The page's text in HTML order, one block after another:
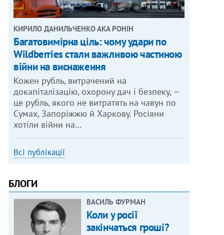
КИРИЛО ДАНИЛЬЧЕНКО АКА РОНІН
Багатовимірна ціль: чому удари по
Wildberries стали важливою частиною
війни на виснаження
Кожен рубль, витрачений на
докапіталізацію, охорону дач і безпеку, —
це рубль, якого не витратять на чавун по
Сумах, Запоріжжю й Харкову. Росіяни
хотіли війни на…
Всі публікації
БЛОГИ
ВАСИЛЬ ФУРМАН
Коли у росії
закінчаться гроші?